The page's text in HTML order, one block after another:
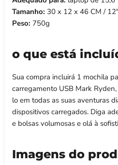
Tamanho: 30 x 12 x 46 CM /
Peso: 750g
o que está
Sua compra incluirá 1 mochila
carregamento USB Mark
lo em todas as suas aventuras
dispositivos carregados. Diga
e bolsas volumosas e olá à
Imagens do